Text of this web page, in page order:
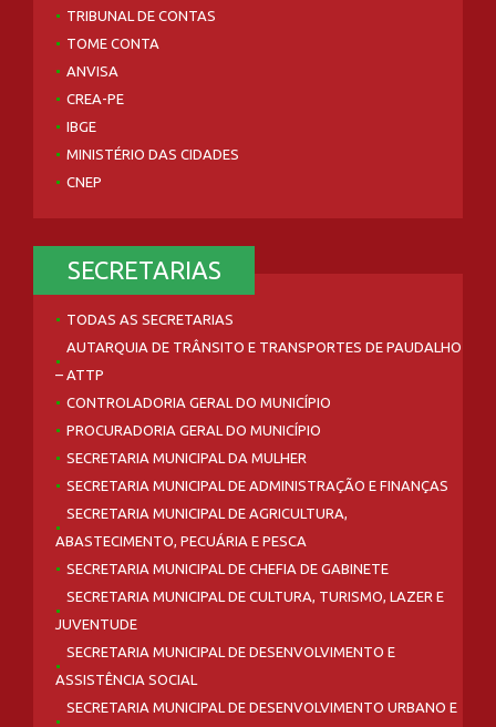
TRIBUNAL DE CONTAS
TOME CONTA
ANVISA
CREA-PE
IBGE
MINISTÉRIO DAS CIDADES
CNEP
SECRETARIAS
TODAS AS SECRETARIAS
AUTARQUIA DE TRÂNSITO E TRANSPORTES DE PAUDALHO
– ATTP
CONTROLADORIA GERAL DO MUNICÍPIO
PROCURADORIA GERAL DO MUNICÍPIO
SECRETARIA MUNICIPAL DA MULHER
SECRETARIA MUNICIPAL DE ADMINISTRAÇÃO E FINANÇAS
SECRETARIA MUNICIPAL DE AGRICULTURA,
ABASTECIMENTO, PECUÁRIA E PESCA
SECRETARIA MUNICIPAL DE CHEFIA DE GABINETE
SECRETARIA MUNICIPAL DE CULTURA, TURISMO, LAZER E
JUVENTUDE
SECRETARIA MUNICIPAL DE DESENVOLVIMENTO E
ASSISTÊNCIA SOCIAL
SECRETARIA MUNICIPAL DE DESENVOLVIMENTO URBANO E